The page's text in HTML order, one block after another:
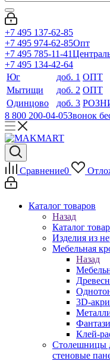
+7 495 137-62-85
+7 495 974-62-85Опт
+7 495 785-11-41
+7 495 134-42-64
Юг
доб. 1 ОПТ
Мытищи
доб. 2 ОПТ
Одинцово
доб. 3
8 800 200-04-05Звонок
Сравнение0
Каталог товаров
Назад
Каталог
Изделия из
Мебельная
Назад
3D-
Клей-
Столешницы
стеновые